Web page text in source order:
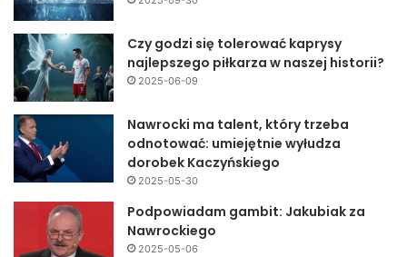
Czy godzi się tolerować kaprysy
najlepszego piłkarza w naszej historii?
2025-06-09
Nawrocki ma talent, który trzeba
odnotować: umiejętnie wyłudza
dorobek Kaczyńskiego
2025-05-30
Podpowiadam gambit: Jakubiak za
Nawrockiego
2025-05-06